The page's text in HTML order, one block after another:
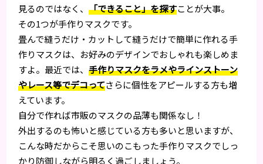
見るのではなく、「できること」を探すことが大事。
その1つが手作りマスクです。
畳んで縫うだけ・カットして縫うだけで簡単に作れる手
作りマスクは、お好みのデザインでおしゃれも楽しめま
すよ。最近では、手作りマスクをラメやラインストーン
やレース等でデコってさらに個性をアピールする方も増
えています。
自分で作れば市販のマスクの品薄も関係なし！
外出するのも怖いと感じている方も多いと思いますが、
こんな時だからこそ思いのこもった手作りマスクでしっ
かり防御しながら明るく過ごしましょう。